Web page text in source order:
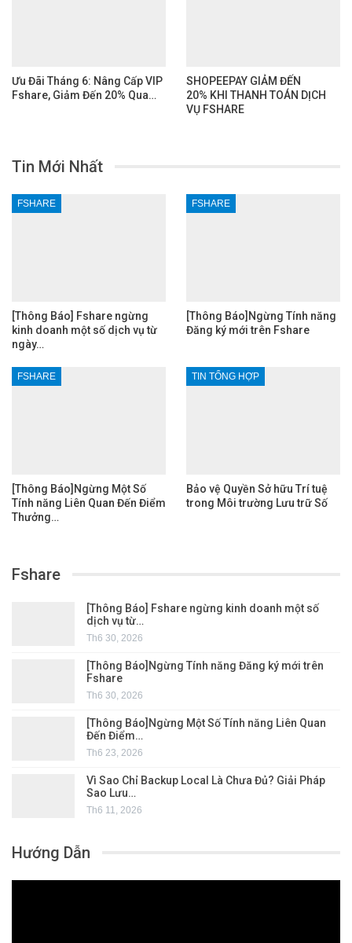
Ưu Đãi Tháng 6: Nâng Cấp VIP
Fshare, Giảm Đến 20% Qua…
SHOPEEPAY GIẢM ĐẾN
20% KHI THANH TOÁN DỊCH
VỤ FSHARE
Tin Mới Nhất
FSHARE
[Thông Báo] Fshare ngừng
kinh doanh một số dịch vụ từ
ngày…
FSHARE
[Thông Báo]Ngừng Tính năng
Đăng ký mới trên Fshare
FSHARE
[Thông Báo]Ngừng Một Số
Tính năng Liên Quan Đến Điểm
Thưởng…
TIN TỔNG HỢP
Bảo vệ Quyền Sở hữu Trí tuệ
trong Môi trường Lưu trữ Số
Fshare
[Thông Báo] Fshare ngừng kinh doanh một số
dịch vụ từ…
Th6 30, 2026
[Thông Báo]Ngừng Tính năng Đăng ký mới trên
Fshare
Th6 30, 2026
[Thông Báo]Ngừng Một Số Tính năng Liên Quan
Đến Điểm…
Th6 23, 2026
Vì Sao Chỉ Backup Local Là Chưa Đủ? Giải Pháp
Sao Lưu…
Th6 11, 2026
Hướng Dẫn